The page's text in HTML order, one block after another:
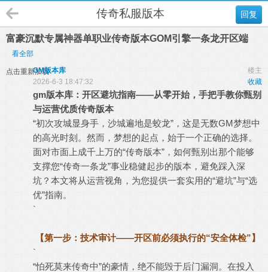
回复
传奇私服版本
富豪沉默专属神器单职业传奇版本GOM引擎一条龙开区端
看全部
点击重新加载 楼主
GM版本库
收藏
2026-6-3 18:47:32
gm版本库 ：开区避坑指南——从零开始，手把手教你甄别
与运营优质传奇版本
“初次攻城显身手，沙城遍地是蛟龙”，这是无数GM梦想中
的高光时刻。然而，梦想的起点，始于一个正确的选择。
面对市面上成千上万的“传奇版本”，如何甄别出那个能够
支撑您“传奇一条龙”事业稳健起步的版本，避免踩入深
坑？本文将从运营视角，为您提供一套实用的“避坑”与“选
优”指南。
`
【第一步：技术审计——开区前必须执行的“安全体检”】
`
“怕死莫来传奇中”的豪情，绝不能毁于后门漏洞。在投入